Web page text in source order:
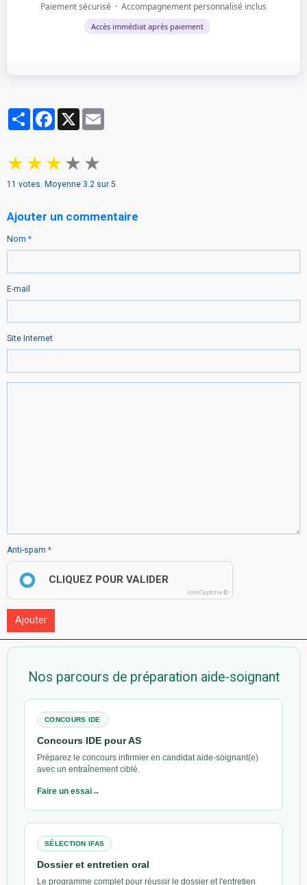
Paiement sécurisé · Accompagnement personnalisé inclus
Accès immédiat après paiement
PartagerFacebook
★ ★ ★ ★ ★
11 votes. Moyenne 3.2 sur 5.
Ajouter un commentaire
Nom
E-mail
Site Internet
Anti-spam
CLIQUEZ POUR VALIDER
IconCaptcha ©
Ajouter
Nos parcours de préparation aide-soignant
CONCOURS IDE
Concours IDE pour AS
Préparez le concours infirmier en candidat aide-soignant(e)
avec un entraînement ciblé.
Faire un essai
SÉLECTION IFAS
Dossier et entretien oral
Le programme complet pour réussir le dossier et l'entretien